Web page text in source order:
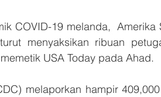
COVID-19 melanda,  Amerika
menyaksikan ribuan
USA Today pada Ahad.
melaporkan hampir